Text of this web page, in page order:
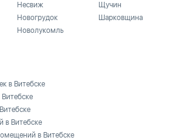
Несвиж
Новогрудок
Новолукомль
Щучин
Шарковщина
в Витебске
в Витебске
в Витебске